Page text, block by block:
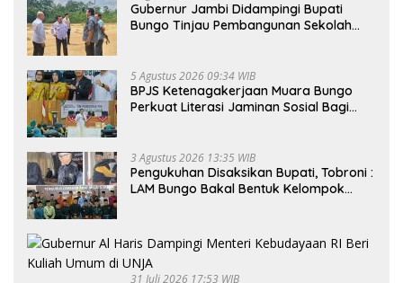
Gubernur Jambi Didampingi Bupati
Bungo Tinjau Pembangunan Sekolah
5 Agustus 2026 09:34 WIB
BPJS Ketenagakerjaan Muara Bungo
Perkuat Literasi Jaminan Sosial Bagi
3 Agustus 2026 13:35 WIB
Pengukuhan Disaksikan Bupati, Tobroni :
LAM Bungo Bakal Bentuk Kelompok
31 Juli 2026 17:53 WIB